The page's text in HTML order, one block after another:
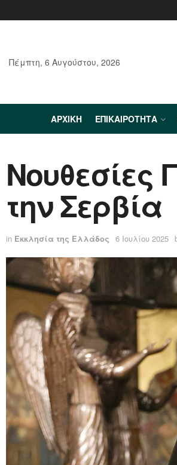
Πέμπτη, 6 Αυγούστου, 2026
ΑΡΧΙΚΉ ΕΠΙΚΑΙΡΌΤΗΤΑ
Νουθεσίες
την Σερβία
in Εκκλησία της Ελλάδος 6 Ιουλίου 2025